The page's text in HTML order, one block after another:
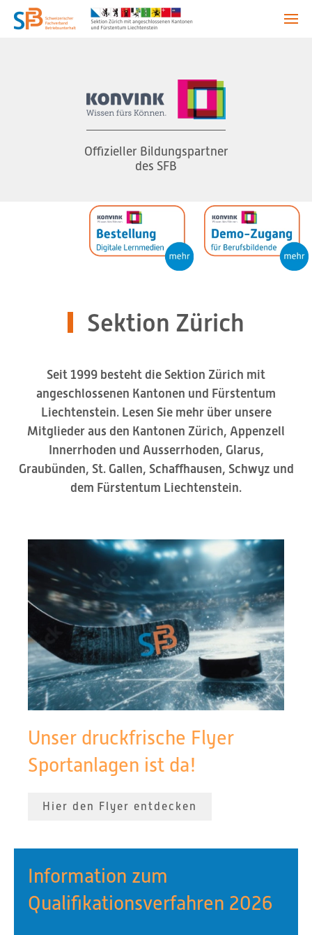
Offizieller Bildungspartner
des SFB
Sektion Zürich
Seit 1999 besteht die Sektion Zürich mit
angeschlossenen Kantonen und Fürstentum
Liechtenstein. Lesen Sie mehr über unsere
Mitglieder aus den Kantonen Zürich, Appenzell
Innerrhoden und Ausserrhoden, Glarus,
Graubünden, St. Gallen, Schaffhausen, Schwyz und
dem Fürstentum Liechtenstein.
Unser druckfrische Flyer
Sportanlagen ist da!
Hier den Flyer entdecken
Information zum
Qualifikationsverfahren 2026